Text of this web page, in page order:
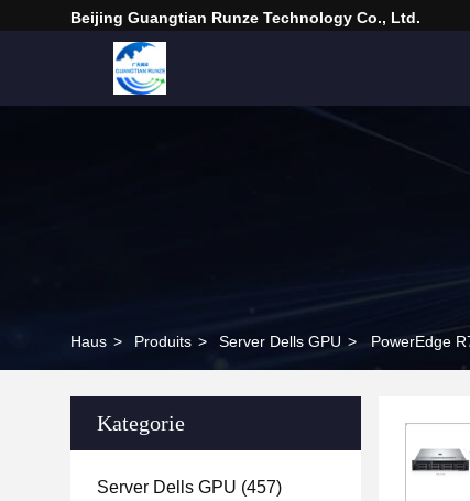
Beijing Guangtian Runze Technology Co., Ltd.
Haus > Produits > Server Dells GPU > PowerEdge
Kategorie
Server Dells GPU (457)